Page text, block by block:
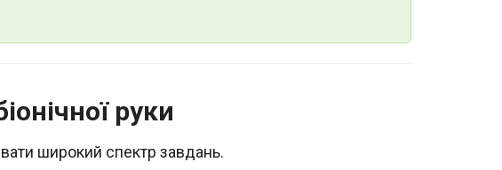
руки
широкий спектр завдань.